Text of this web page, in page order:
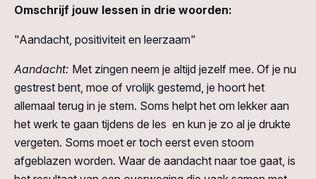
Omschrijf jouw lessen in drie woorden:
"Aandacht, positiviteit en leerzaam"
Aandacht: Met zingen neem je altijd jezelf mee. Of je nu
gestrest bent, moe of vrolijk gestemd, je hoort het
allemaal terug in je stem. Soms helpt het om lekker aan
het werk te gaan tijdens de les en kun je zo al je drukte
vergeten. Soms moet er toch eerst even stoom
afgeblazen worden. Waar de aandacht naar toe gaat, is